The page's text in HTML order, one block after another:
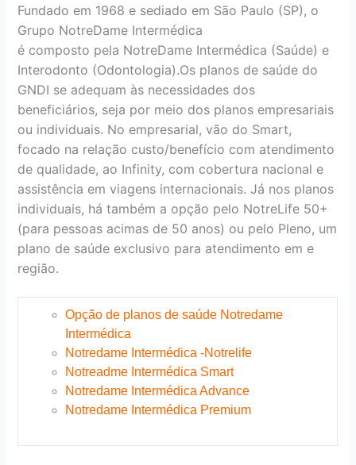
Fundado em 1968 e sediado em São Paulo (SP), o
Grupo NotreDame Intermédica
é composto pela NotreDame Intermédica (Saúde) e
Interodonto (Odontologia).Os planos de saúde do
GNDI se adequam às necessidades dos
beneficiários, seja por meio dos planos empresariais
ou individuais. No empresarial, vão do Smart,
focado na relação custo/benefício com atendimento
de qualidade, ao Infinity, com cobertura nacional e
assistência em viagens internacionais. Já nos planos
individuais, há também a opção pelo NotreLife 50+
(para pessoas acimas de 50 anos) ou pelo Pleno, um
plano de saúde exclusivo para atendimento em e
região.
Opção de planos de saúde Notredame
Intermédica
Notredame Intermédica -Notrelife
Notreadme Intermédica Smart
Notredame Intermédica Advance
Notredame Intermédica Premium